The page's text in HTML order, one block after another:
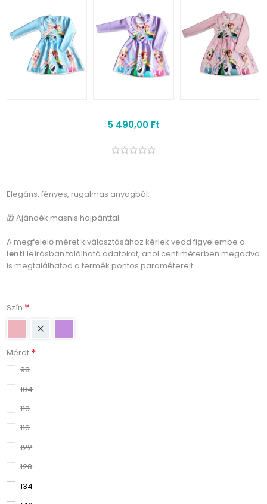
5 490,00 Ft
Elegáns, fényes, rugalmas anyagból.
🎁 Ajándék masnis hajpánttal.
A megfelelő méret kiválasztásához kérlek vedd figyelembe a
lenti leírásban található adatokat, ahol centiméterben megadva
is megtalálhatod a termék pontos paramétereit.
Szín *
Méret *
98
104
110
116
122
128
134